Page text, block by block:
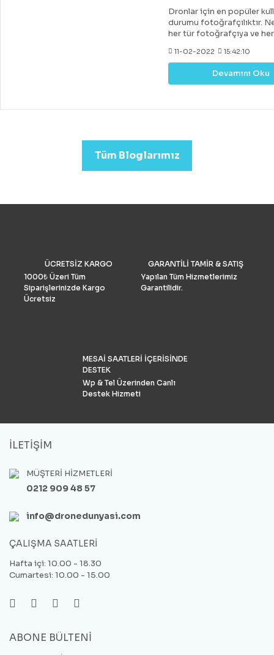
Dronlar için en popüler
durumu fotoğrafçılıktır.
her tür fotoğrafçıya ve
drone, DJI tarafından
diğer markalar tarafından
değerli rakipler de vardır.
drone almak mümkündür.
emlak)sektörleri için
Drone Fiyatları oldukça
grubu Drone Industry
tarafından FAA drone
numaralarının analizine
Devamını Oku
11-02-2022 15:42:10
Tüm Bloglarımız
ÜCRETSİZ KARGO
1000₺ Üzeri Tüm
Siparişlerinizde Kargo
Ücretsiz
GARANTİLİ TAMİR & SATIŞ
Yapılan Tüm Hizmetlerimiz
Garantilidir.
MESAİ SAATLERİ İÇERİSİNDE
DESTEK
Wp & Tel Üzerinden Canlı
Destek Hizmeti
İLETİŞİM
MÜŞTERİ HİZMETLERİ
0212 909 48 57
info@dronedunyasi.com
ÇALIŞMA SAATLERİ
Hafta içi: 10.00 - 18.30
Cumartesi: 10.00 - 15.00
ABONE BÜLTENİ